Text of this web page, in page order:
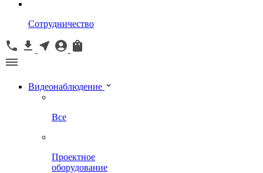
Сотрудничество
Видеонаблюдение
Все
Проектное
оборудование